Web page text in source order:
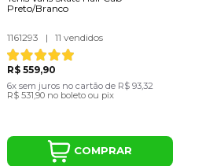
Preto/Branco
1161293 | 11 vendidos
R$ 559,90
6x sem juros no cartãode R$ 93,32
R$ 531,90 no boleto ou pix
COMPRAR